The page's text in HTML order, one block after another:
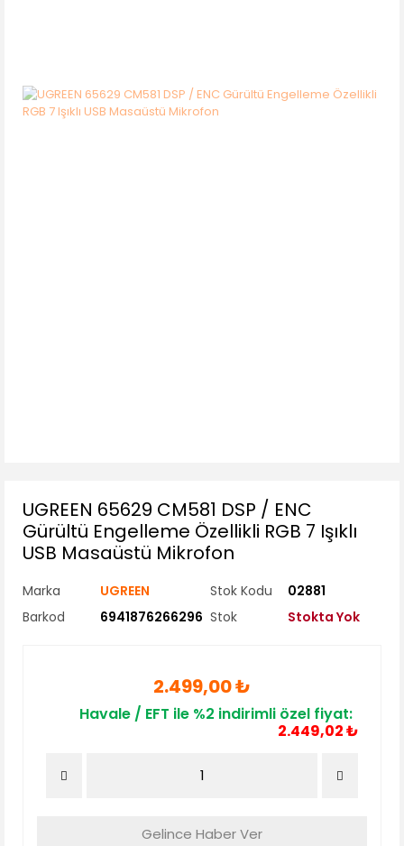
UGREEN 65629 CM581 DSP / ENC
Gürültü Engelleme Özellikli RGB 7 Işıklı
USB Masaüstü Mikrofon
Marka UGREEN Stok Kodu
02881
Barkod
6941876266296 Stok Stokta Yok
2.499,00 ₺
Havale / EFT ile %2 indirimli özel fiyat:
2.449,02 ₺
Gelince Haber Ver